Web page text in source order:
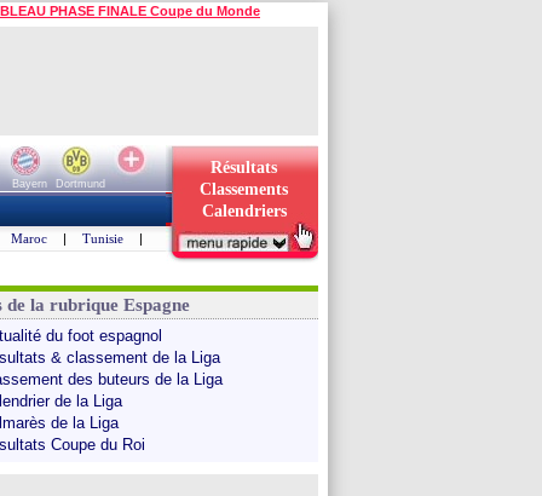
PHASE FINALE Coupe du Monde
Bayern
Dortmund
Résultats
Classements
Calendriers
Maroc | Tunisie |
de la rubrique Espagne
du foot espagnol
& classement de la Liga
des buteurs de la Liga
de la Liga
de la Liga
Coupe du Roi